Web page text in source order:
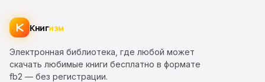
Книгизм
Электронная библиотека, где любой может
скачать любимые книги бесплатно в формате
fb2 — без регистрации.